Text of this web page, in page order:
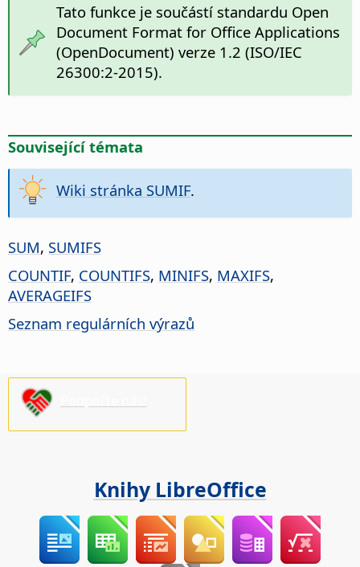
Tato funkce je součástí standardu Open
Document Format for Office Applications
(OpenDocument) verze 1.2 (ISO/IEC
26300:2-2015).
Související témata
Wiki stránka SUMIF.
SUM, SUMIFS
COUNTIF, COUNTIFS, MINIFS, MAXIFS,
AVERAGEIFS
Seznam regulárních výrazů
Knihy LibreOffice